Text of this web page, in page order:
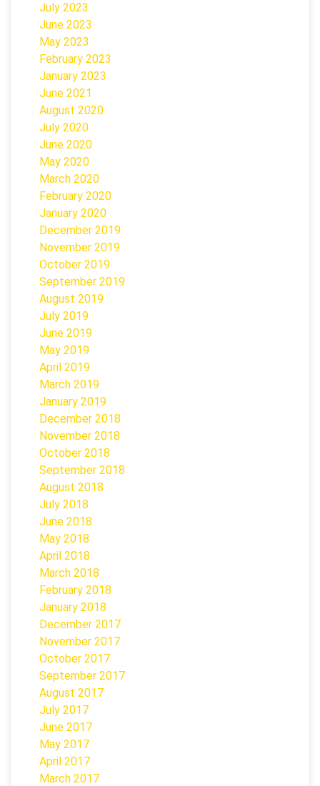
July 2023
June 2023
May 2023
February 2023
January 2023
June 2021
August 2020
July 2020
June 2020
May 2020
March 2020
February 2020
January 2020
December 2019
November 2019
October 2019
September 2019
August 2019
July 2019
June 2019
May 2019
April 2019
March 2019
January 2019
December 2018
November 2018
October 2018
September 2018
August 2018
July 2018
June 2018
May 2018
April 2018
March 2018
February 2018
January 2018
December 2017
November 2017
October 2017
September 2017
August 2017
July 2017
June 2017
May 2017
April 2017
March 2017